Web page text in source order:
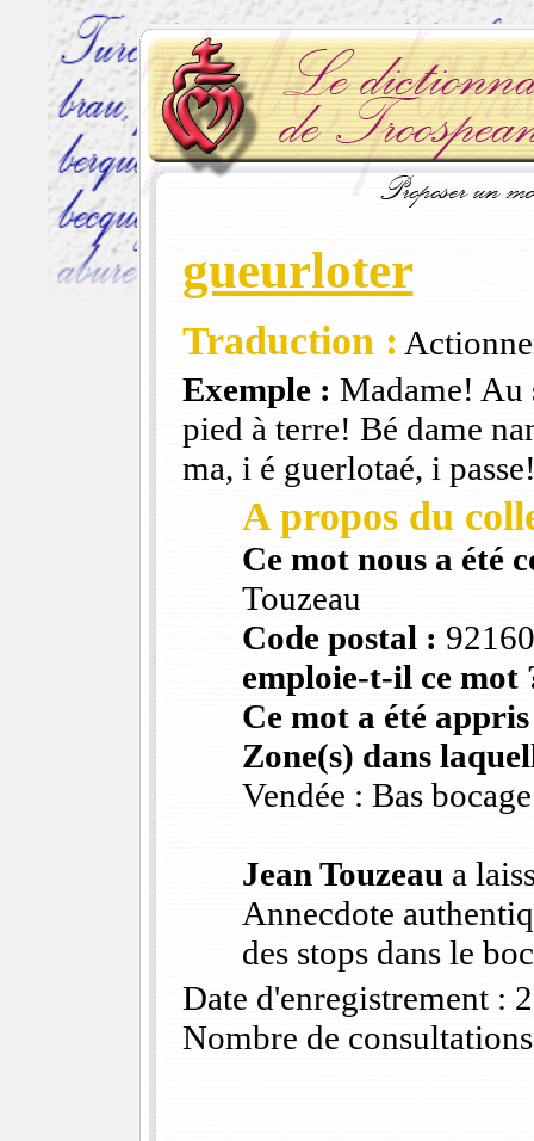
gueurloter
Traduction :
Exemple : Madame! Au
pied à terre! Bé dame
ma, i é guerlotaé, i
A propos du
Ce mot nous a été
Touzeau
Code postal :
emploie-t-il ce mot
Ce mot a été
Zone(s) dans
Vendée : Bas
Jean Touzeau a
Annecdote
des stops dans le
Date d'enregistrement :
Nombre de